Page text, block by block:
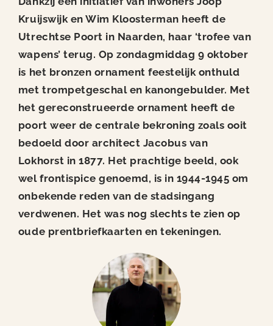
Nieuws
Contact
Kruijswijk en Wim Kloosterman heeft de
Utrechtse Poort in Naarden, haar ‘trofee van
wapens’ terug. Op zondagmiddag 9 oktober
is het bronzen ornament feestelijk onthuld
met trompetgeschal en kanongebulder. Met
het gereconstrueerde ornament heeft de
poort weer de centrale bekroning zoals ooit
bedoeld door architect Jacobus van
Lokhorst in 1877. Het prachtige beeld, ook
wel frontispice genoemd, is in 1944-1945 om
onbekende reden van de stadsingang
verdwenen. Het was nog slechts te zien op
oude prentbriefkaarten en tekeningen.